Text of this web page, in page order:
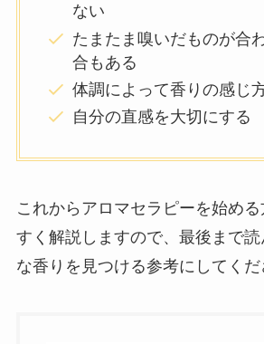
ない
たまたま嗅いだものが合
合もある
体調によって香りの感じ
自分の直感を大切にする
これからアロマセラピーを始め
すく解説しますので、最後まで読
な香りを見つける参考にしてくだ